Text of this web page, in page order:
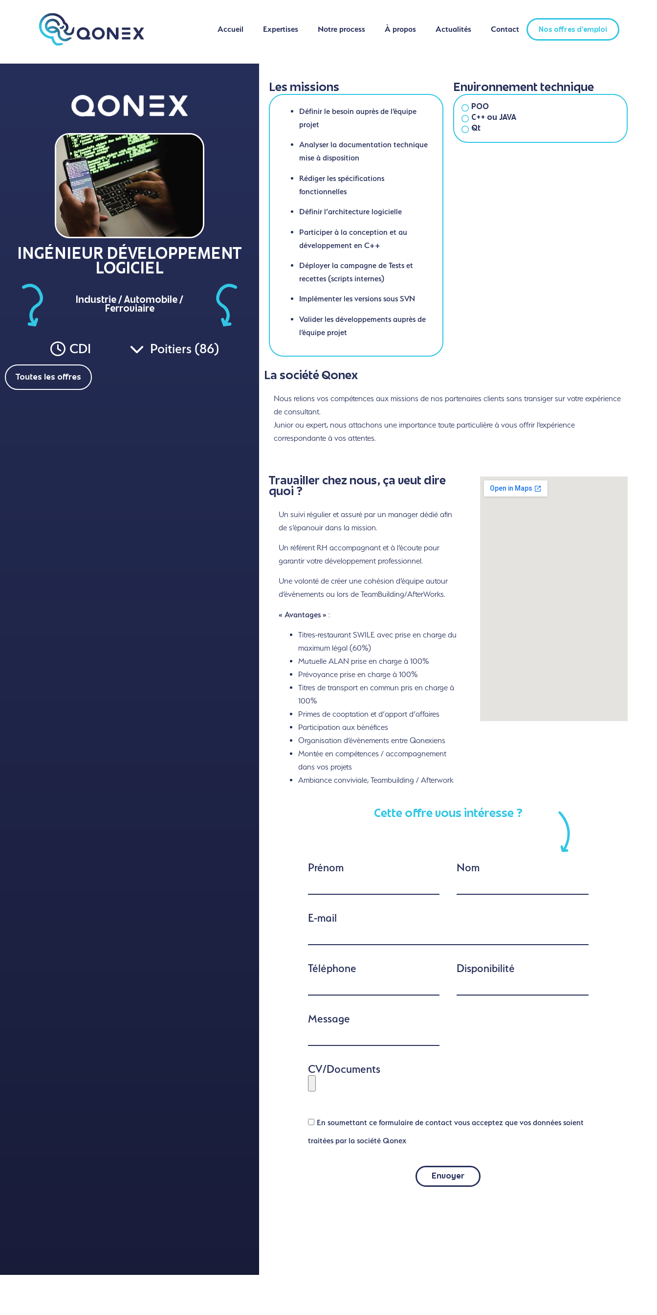
Accueil Expertises Notre process À propos Actualités Contact Nos offres d'emploi
Accueil Expertises Notre process À propos Actualités Contact Nos offres d'emploi
INGÉNIEUR DÉVELOPPEMENT
LOGICIEL
Industrie / Automobile /
Ferroviaire
CDI Poitiers (86)
Toutes les offres
Les missions
Définir le besoin auprès de l’équipe
projet
Analyser la documentation technique
mise à disposition
Rédiger les spécifications
fonctionnelles
Définir l’architecture logicielle
Participer à la conception et au
développement en C++
Déployer la campagne de Tests et
recettes (scripts internes)
Implémenter les versions sous SVN
Valider les développements auprès de
l’équipe projet
Environnement technique
POO
C++ ou JAVA
Qt
La société Qonex
Nous relions vos compétences aux missions de nos partenaires clients sans transiger sur votre expérience
de consultant.
Junior ou expert, nous attachons une importance toute particulière à vous offrir l’expérience
correspondante à vos attentes.
Travailler chez nous, ça veut dire
quoi ?
Un suivi régulier et assuré par un manager dédié afin
de s’épanouir dans la mission.
Un référent RH accompagnant et à l’écoute pour
garantir votre développement professionnel.
Une volonté de créer une cohésion d’équipe autour
d’évènements ou lors de TeamBuilding/AfterWorks.
« Avantages » :
Titres-restaurant SWILE avec prise en charge du
maximum légal (60%)
Mutuelle ALAN prise en charge à 100%
Prévoyance prise en charge à 100%
Titres de transport en commun pris en charge à
100%
Primes de cooptation et d’apport d’affaires
Participation aux bénéfices
Organisation d’évènements entre Qonexiens
Montée en compétences / accompagnement
dans vos projets
Ambiance conviviale, Teambuilding / Afterwork
Cette offre vous intéresse ?
Prénom Nom
E-mail
Téléphone Disponibilité
Message
CV/Documents
En soumettant ce formulaire de contact vous acceptez que vos données soient
traitées par la société Qonex
Envoyer